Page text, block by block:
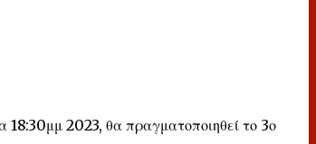
2023, θα πραγματοποιηθεί το 3ο